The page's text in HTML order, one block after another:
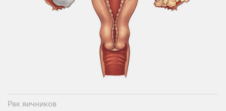
Рак яичников